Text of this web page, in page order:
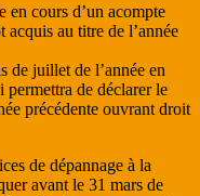
en cours d’un acompte
au titre de l’année
de juillet de l’année en
permettra de déclarer le
précédente ouvrant droit
de dépannage à la
avant le 31 mars de